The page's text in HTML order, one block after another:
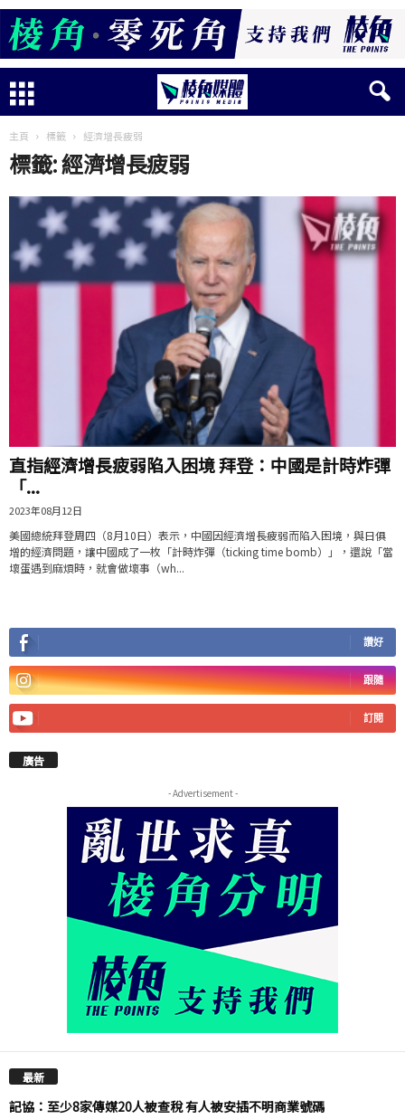
主頁 標籤 經濟增長疲弱
標籤: 經濟增長疲弱
直指經濟增長疲弱陷入困境 拜登：中國是計時炸彈
「...
2023年08月12日
美國總統拜登周四（8月10日）表示，中國因經濟增長疲弱而陷入困境，與日俱
增的經濟問題，讓中國成了一枚「計時炸彈（ticking time bomb）」，還說「當
壞蛋遇到麻煩時，就會做壞事（wh...
讚好
跟隨
訂閱
廣告
- Advertisement -
最新
記協：至少8家傳媒20人被查稅 有人被安插不明商業號碼